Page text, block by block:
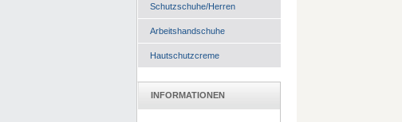
Schutzschuhe/Herren
Arbeitshandschuhe
Hautschutzcreme
INFORMATIONEN